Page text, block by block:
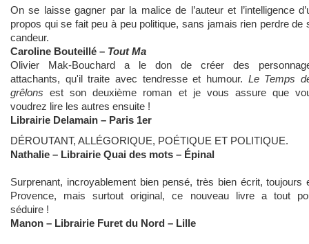
On se laisse gagner par la malice de l’auteur et l’intelligence
propos qui se fait peu à peu politique, sans jamais rien perdre de
candeur.
Caroline Bouteillé – Tout Ma
Olivier Mak-Bouchard a le don de créer des
attachants, qu'il traite avec tendresse et humour. Le Temps
grêlons est son deuxième roman et je vous assure que
voudrez lire les autres ensuite !
Librairie Delamain – Paris 1er
DÉROUTANT, ALLÉGORIQUE, POÉTIQUE ET POLITIQUE.
Nathalie – Librairie Quai des mots – Épinal
Surprenant, incroyablement bien pensé, très bien écrit, toujours
Provence, mais surtout original, ce nouveau livre a tout
séduire !
Manon – Librairie Furet du Nord – Lille